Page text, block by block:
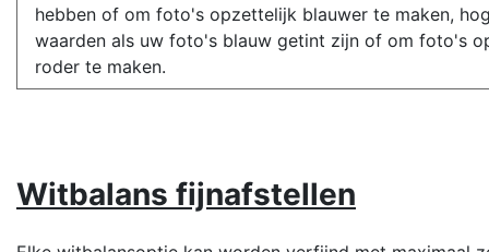
hebben of om foto's opzettelijk blauwer te maken,
waarden als uw foto's blauw getint zijn of om foto's
roder te maken.
Witbalans fijnafstellen